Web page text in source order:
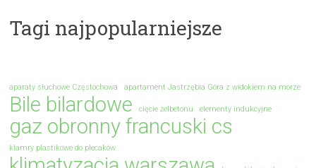
Tagi najpopularniejsze
aparaty słuchowe Częstochowa apartament Jastrzębia Góra z widokiem na morze
Bile bilardowe cięcie żelbetonu elementy indukcyjne
gaz obronny francuski cs
klamry plastikowe do plecaków